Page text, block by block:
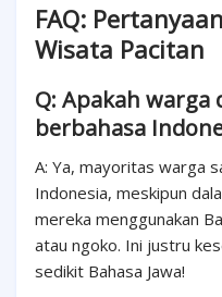
FAQ:
Wisata Pacitan
Q: Apakah warga
berbahasa
A: Ya, mayoritas warga
Indonesia, meskipun
mereka menggunakan
atau ngoko. Ini justru
sedikit Bahasa Jawa!